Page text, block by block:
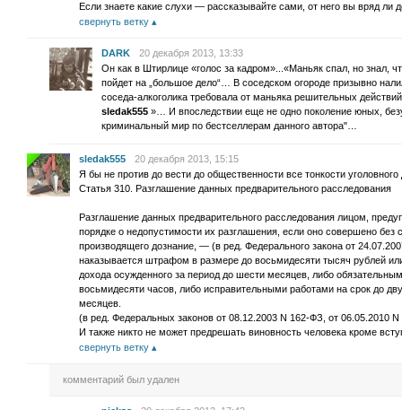
Если знаете какие слухи — рассказывайте сами, от него вы вряд
свернуть ветку
DARK
20 декабря 2013, 13:33
Он как в Штирлице «голос за кадром»...«Маньяк спал, но знал,
пойдет на „большое дело“… В соседском огороде призывно
соседа-алкоголика требовала от маньяка решительных
sledak555 »… И впоследствии еще не одно поколение юных,
криминальный мир по бестселлерам данного автора"…
sledak555
20 декабря 2013, 15:15
Я бы не против до вести до общественности все тонкости
Статья 310. Разглашение данных предварительного расследования
Разглашение данных предварительного расследования лицом,
порядке о недопустимости их разглашения, если оно совершено без
производящего дознание, — (в ред. Федерального закона от
наказывается штрафом в размере до восьмидесяти тысяч рублей
дохода осужденного за период до шести месяцев, либо
восьмидесяти часов, либо исправительными работами на срок до
месяцев.
(в ред. Федеральных законов от 08.12.2003 N 162-ФЗ, от 06.05.2010
И также никто не может предрешать виновность человека кроме
свернуть ветку
комментарий был удален